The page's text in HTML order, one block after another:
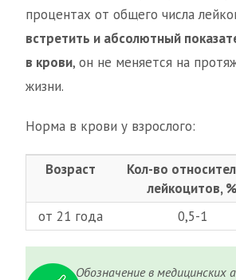
процентах от общего числа
встретить и абсолютный
в крови, он не меняется на
жизни.
Норма в крови у взрослого:
Возраст
Кол-во
лейкоцитов, %
от 21 года
0,5-1
Обозначение в медицинских